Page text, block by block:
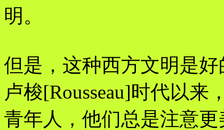
明。
但是，这种西方文明是
卢梭[Rousseau]时代以
青年人，他们总是注意